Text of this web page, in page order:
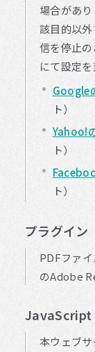
場合があ
該目的以
信を停止
にて設定
Google
ト）
Yahoo!
ト）
ト）
プラグイン
PDFファ
のAdobe
JavaScript
本ウェブ